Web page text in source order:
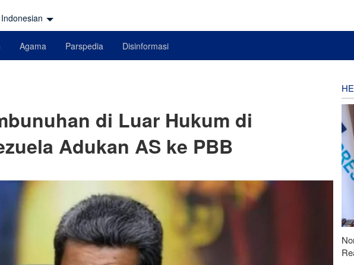
Indonesian
Agama Parspedia Disinformasi
di Luar Hukum di
Adukan AS ke PBB